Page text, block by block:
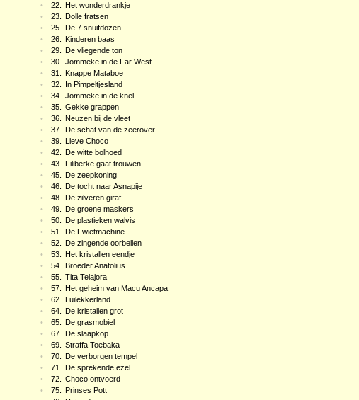
•
22.
Het wonderdrankje
•
23.
Dolle fratsen
•
25.
De 7 snuifdozen
•
26.
Kinderen baas
•
29.
De vliegende ton
•
30.
Jommeke in de Far West
•
31.
Knappe Mataboe
•
32.
In Pimpeltjesland
•
34.
Jommeke in de knel
•
35.
Gekke grappen
•
36.
Neuzen bij de vleet
•
37.
De schat van de zeerover
•
39.
Lieve Choco
•
42.
De witte bolhoed
•
43.
Filiberke gaat trouwen
•
45.
De zeepkoning
•
46.
De tocht naar Asnapije
•
48.
De zilveren giraf
•
49.
De groene maskers
•
50.
De plastieken walvis
•
51.
De Fwietmachine
•
52.
De zingende oorbellen
•
53.
Het kristallen eendje
•
54.
Broeder Anatolius
•
55.
Tita Telajora
•
57.
Het geheim van Macu Ancapa
•
62.
Luilekkerland
•
64.
De kristallen grot
•
65.
De grasmobiel
•
67.
De slaapkop
•
69.
Straffa Toebaka
•
70.
De verborgen tempel
•
71.
De sprekende ezel
•
72.
Choco ontvoerd
•
75.
Prinses Pott